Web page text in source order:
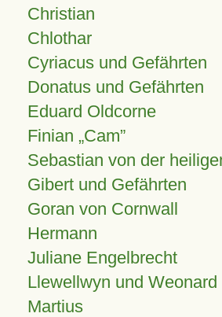
Christian
Chlothar
Cyriacus und Gefährten
Donatus und Gefährten
Eduard Oldcorne
Finian Cam
Sebastian von der
Gibert und Gefährten
Goran von Cornwall
Hermann
Juliane Engelbrecht
Llewellwyn und Weonard
Martius